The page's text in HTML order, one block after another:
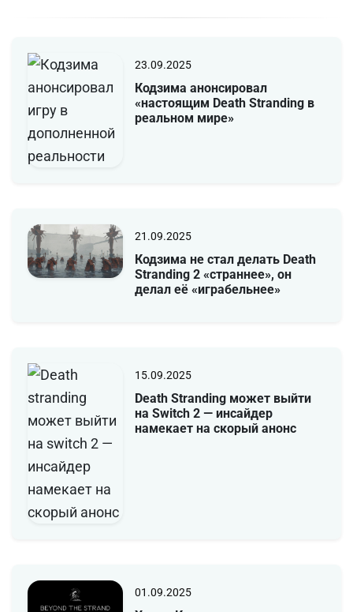
23.09.2025
Кодзима анонсировал
«настоящим Death Stranding в
реальном мире»
21.09.2025
Кодзима не стал делать Death
Stranding 2 «страннее», он
делал её «играбельнее»
15.09.2025
Death Stranding может выйти
на Switch 2 — инсайдер
намекает на скорый анонс
01.09.2025